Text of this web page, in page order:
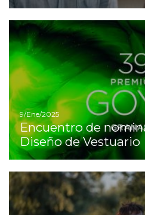
9/Ene/2025
Encuentro de
Diseño de Vestuario